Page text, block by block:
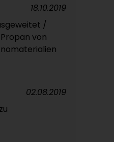
/
von
18.10.2019
02.08.2019